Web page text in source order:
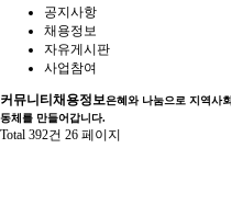
공지사항
채용정보
자유게시판
사업참여
커뮤니티 채용정보은혜와 나눔으로 지역사
동체를 만들어갑니다.
Total 392건 26 페이지